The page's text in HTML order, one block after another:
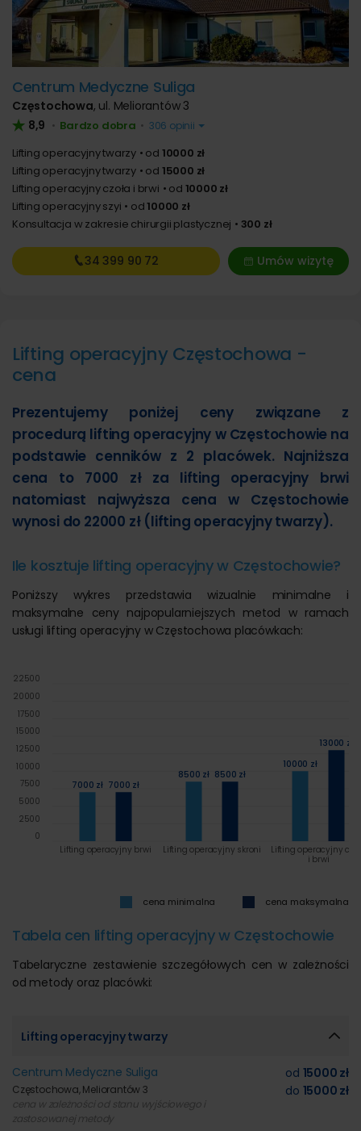
Centrum Medyczne Suliga
Częstochowa, ul. Meliorantów 3
8,9 • Bardzo dobra • 306 opinii
Lifting operacyjny twarzy od 10000 zł
Lifting operacyjny twarzy
od 15000 zł
Lifting operacyjny czoła i brwi
od 10000 zł
Lifting operacyjny szyi
od10000 zł
Konsultacja w zakresie chirurgii plastycznej
300 zł
Umów wizytę
34 399 90 72
Lifting operacyjny Częstochowa -
cena
Prezentujemy poniżej ceny związane z
procedurą lifting operacyjny w Częstochowie na
podstawie cenników z 2 placówek. Najniższa
cena to 7000 zł za lifting operacyjny brwi
natomiast najwyższa cena w Częstochowie
wynosi do 22000 zł (lifting operacyjny twarzy).
Ile kosztuje lifting operacyjny w Częstochowie?
Poniższy wykres przedstawia wizualnie minimalne i
maksymalne ceny najpopularniejszych metod w ramach
usługi lifting operacyjny w Częstochowa placówkach:
7000 zł
8500 zł
10000 zł
7000 zł
8500 zł
13000 zł
Lifting operacyjny brwi Lifting operacyjny skroni
Lifting operacyjny
i brwi
0
2500
5000
7500
10000
12500
15000
17500
20000
22500
cena minimalna cena maksymalna
Tabela cen lifting operacyjny w Częstochowie
Tabelaryczne zestawienie szczegółowych cen w zależności
od metody oraz placówki:
Lifting operacyjny twarzy
Centrum Medyczne Suliga
Częstochowa, Meliorantów 3
cena w zależności od stanu wyjściowego i
zastosowanej metody
od 15000 zł
do 15000 zł